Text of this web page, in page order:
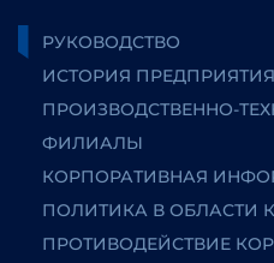
РУКОВОДСТВО
ИСТОРИЯ ПРЕДПРИЯТИЯ
ПРОИЗВОДСТВЕННО-
ФИЛИАЛЫ
КОРПОРАТИВНАЯ
ПОЛИТИКА В ОБЛАСТИ
ПРОТИВОДЕЙСТВИЕ